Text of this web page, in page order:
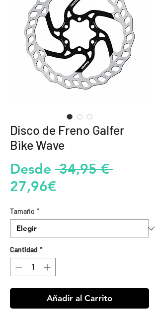
Disco de Freno Galfer
Bike Wave
Desde 34,95 € Precio
27,96€Precio
oferta
Tamaño *
Cantidad *
Añadir al Carrito